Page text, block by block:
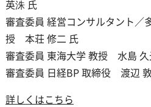
英洙 氏
審査委員 経営コンサルタント／
授 本荘 修二 氏
審査委員 東海大学 教授 水島 久
審査委員 日経BP 取締役 渡辺
詳しくはこちら